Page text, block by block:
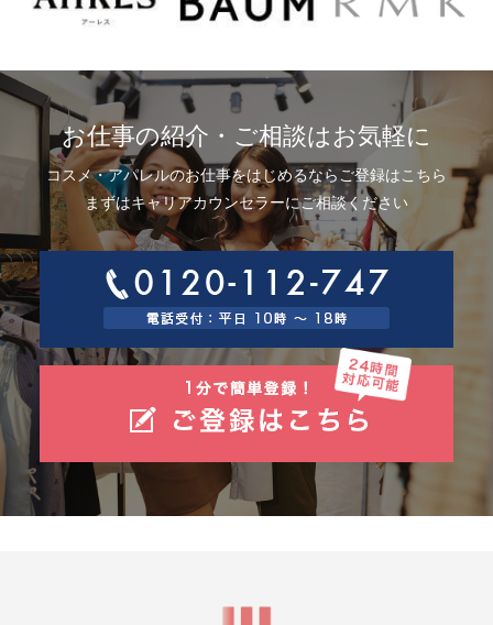
お仕事の紹介・ご相談はお気軽に
コスメ・アパレルのお仕事をはじめるならご登録はこちら
まずはキャリアカウンセラーにご相談ください